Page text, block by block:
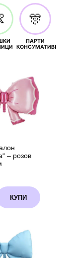
🎊
ПАРТИ
КОНСУМАТИВИ
– розов
КУПИ